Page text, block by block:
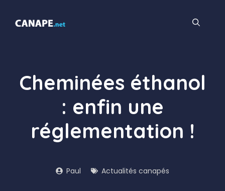
contenu
Cheminées éthanol
: enfin une
réglementation !
Paul Actualités canapés